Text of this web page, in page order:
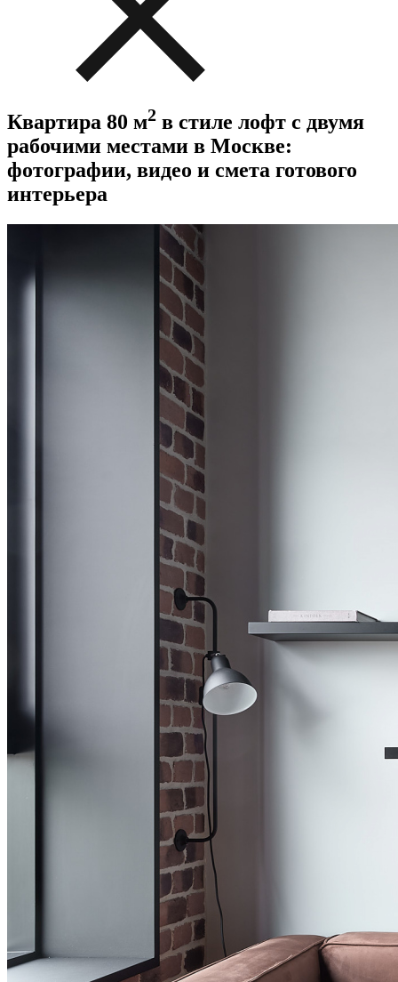
Квартира 80 м2 в стиле лофт с двумя
рабочими местами в Москве:
фотографии, видео и смета готового
интерьера